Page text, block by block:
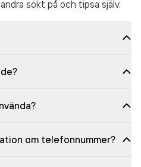
sökt på och tipsa själv.
om telefonnummer?